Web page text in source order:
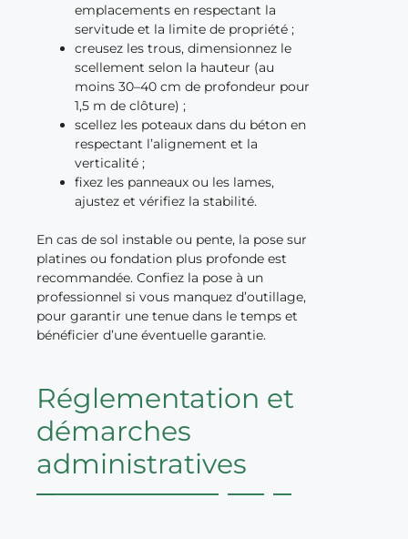
emplacements en respectant la
servitude et la limite de propriété ;
creusez les trous, dimensionnez le
scellement selon la hauteur (au
moins 30–40 cm de profondeur pour
1,5 m de clôture) ;
scellez les poteaux dans du béton en
respectant l’alignement et la
verticalité ;
fixez les panneaux ou les lames,
ajustez et vérifiez la stabilité.
En cas de sol instable ou pente, la pose sur
platines ou fondation plus profonde est
recommandée. Confiez la pose à un
professionnel si vous manquez d’outillage,
pour garantir une tenue dans le temps et
bénéficier d’une éventuelle garantie.
Réglementation et
démarches
administratives